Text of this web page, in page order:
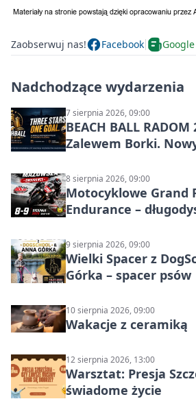
Zaobserwuj nas! Facebook
Nadchodzące wydarzenia
7 sierpnia 2026, 09:00
BEACH BALL RADOM
Zalewem Borki.
8 sierpnia 2026, 09:00
Motocyklowe Grand
Endurance –
9 sierpnia 2026, 09:00
Wielki Spacer z
Górka – spacer psów
10 sierpnia 2026, 09:00
Wakacje z ceramiką
12 sierpnia 2026, 13:00
Warsztat: Presja
świadome życie